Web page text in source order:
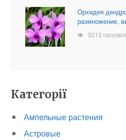
Орхидея
размножение,
3213
Категорії
Ампельные растения
Астровые